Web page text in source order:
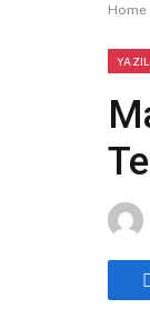
Home